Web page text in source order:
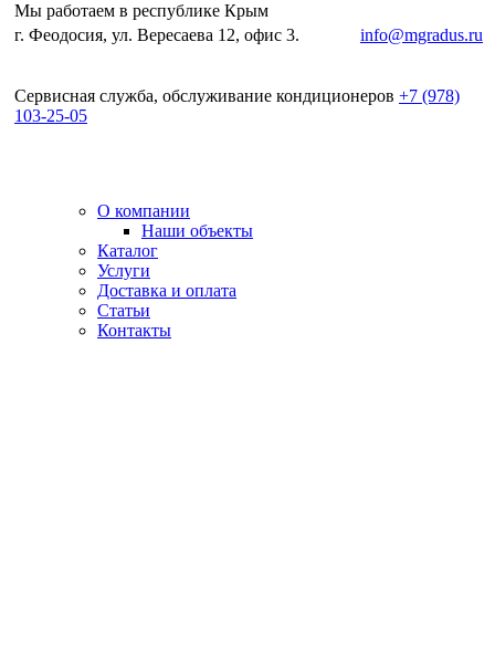
Мы работаем в республике Крым
г. Феодосия, ул. Вересаева 12, офис 3.
info@mgradus.ru
Сервисная служба, обслуживание кондиционеров +7 (978)
103-25-05
О компании
Наши объекты
Каталог
Услуги
Доставка и оплата
Статьи
Контакты